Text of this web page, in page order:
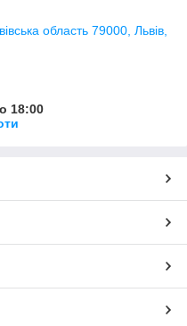
область 79000, Львів,
18:00